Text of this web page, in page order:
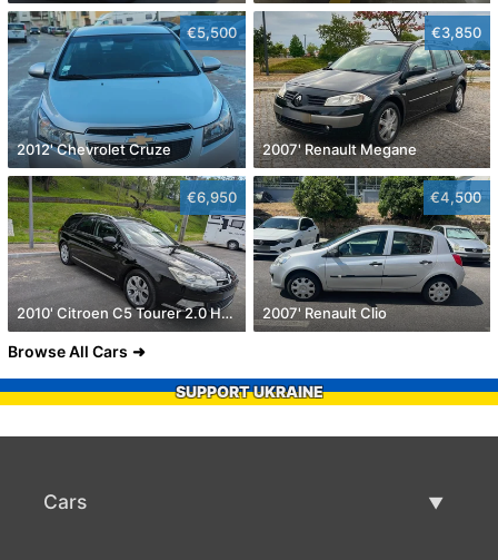
€5,500
2012' Chevrolet Cruze
€3,850
2007' Renault Megane
€6,950
2010' Citroen C5 Tourer 2.0 Hdi Exclusive
€4,500
2007' Renault Clio
Browse All Cars
SUPPORT UKRAINE
Cars